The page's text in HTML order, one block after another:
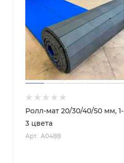
Ролл-мат 20/30/40/50 мм, 1-
3 цвета
Арт.: A0488